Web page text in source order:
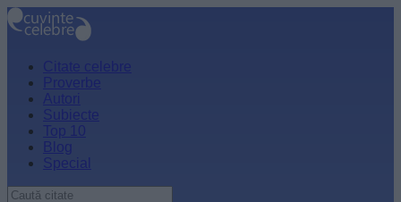
Citate celebre
Proverbe
Autori
Subiecte
Top 10
Blog
Special